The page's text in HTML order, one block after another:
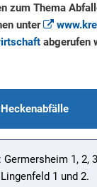
zum Thema
unter
abgerufen
: Germersheim 1, 2,
1 und 2.